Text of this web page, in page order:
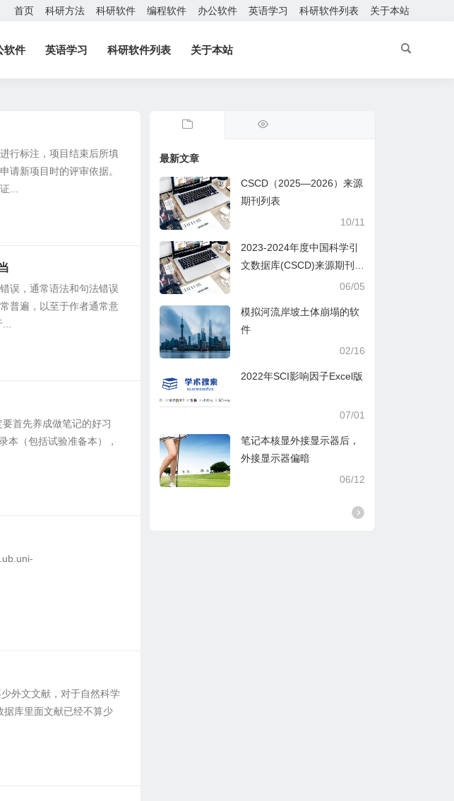
首页 科研方法 科研软件 编程软件 办公软件 英语学习 科研软件列表 关于本站
软件 英语学习 科研软件列表 关于本站
行标注，项目结束后所填
请新项目时的评审依据。
...
误，通常语法和句法错误
普遍，以至于作者通常意
首先养成做笔记的好习
本（包括试验准备本），
外文文献，对于自然科学
库里面文献已经不算少
最新文章
CSCD（2025—2026）来源
期刊列表
10/11
2023-2024年度中国科学引
文数据库(CSCD)来源期刊列
06/05
模拟河流岸坡土体崩塌的软
件
02/16
2022年SCI影响因子Excel版
07/01
笔记本核显外接显示器后，
外接显示器偏暗
06/12